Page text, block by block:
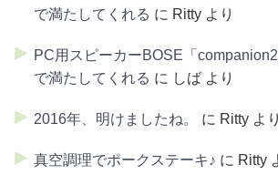
で満たしてくれる に Ritty より
PC用スピーカーBOSE「
で満たしてくれる に しば より
2016年、明けましたね。 に Ritty より
真空調理でポークステーキ♪ に Ritty